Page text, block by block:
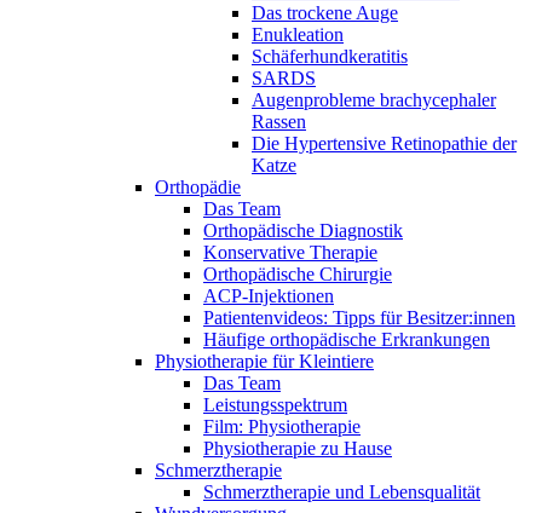
Das trockene Auge
Enukleation
Schäferhundkeratitis
SARDS
Augenprobleme brachycephaler
Rassen
Die Hypertensive Retinopathie der
Katze
Orthopädie
Das Team
Orthopädische Diagnostik
Konservative Therapie
Orthopädische Chirurgie
ACP-Injektionen
Patientenvideos: Tipps für Besitzer:innen
Häufige orthopädische Erkrankungen
Physiotherapie für Kleintiere
Das Team
Leistungsspektrum
Film: Physiotherapie
Physiotherapie zu Hause
Schmerztherapie
Schmerztherapie und Lebensqualität